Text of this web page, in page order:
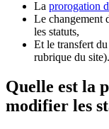
La prorogation
Le changement
les statuts,
Et le transfert
rubrique du site).
Quelle est la
modifier les